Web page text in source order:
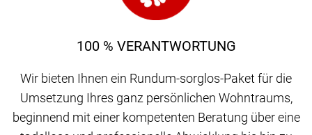
100 % VERANTWORTUNG
Wir bieten Ihnen ein Rundum-sorglos-Paket für die
Umsetzung Ihres ganz persönlichen Wohntraums,
beginnend mit einer kompetenten Beratung über eine